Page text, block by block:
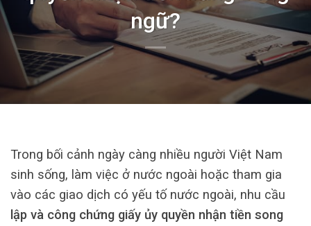
ngữ?
Trong bối cảnh ngày càng nhiều người Việt Nam
sinh sống, làm việc ở nước ngoài hoặc tham gia
vào các giao dịch có yếu tố nước ngoài, nhu cầu
lập và công chứng giấy ủy quyền nhận tiền song